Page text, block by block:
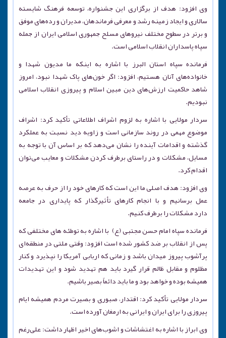
وی افزود: هدف از برگزاری این جشنواره، توسعه فرهنگ شایسته
سالاری و ایجاد زمینه رشد و معرفی فرماندهان، مدیران و رده‌های موفق
و بر‌تر در سطوح مختلف نیروهای مسلح جمهوری اسلامی ایران از جمله
سپاه پاسداران انقلاب اسلامی است.
فرمانده سپاه استان البرز با اشاره به اینکه ما مدیون شهدا و
خانواده‌های آنان هستیم، افزود: اگر خون‌های پاک شهدا نبود، امروز
شاهد حاکمیت ارزش‌های دین مبین اسلام و پیروزی انقلاب اسلامی
نبودیم.
سردار مولایی با اشاره به لزوم اشراف اطلاعاتی تأکید کرد: اشراف
موضوع مهمی در روند سازمانی است و زاویه دید نسبت به عملکرد
گذشته و اقدامات آینده را نشان می‌دهد که بر اساس آن با توجه به
مسایل، مشکلات و در راستای برطرف کردن مشکلات و معایب می‌توان
اقدام کرد.
وی افزود: هدف اصلی ما این است که کارهای خود را از حرف به عرصه
عمل برسانیم و با انجام کارهای تأثیرگذار که پایداری در جامعه
دارد مشکلات را برطرف کنیم.
فرمانده سپاه امام حسن مجتبی (ع) با اشاره به توطئه های مختلفی که
پس از انقلاب بر ضد کشور شده است افزود: وقتی ملتی در منطقه‌ای
پرآشوب پیروز میدان باشد و زمانی که اربابی آمریکا را نپذیرد و کنار
مظلوم و مقابل ظالم قرار گیرد باید هم تهدید شود و این تهدیدات
همیشه بوده و خواهد بود و ما باید دائماً بصیر باشیم.
سردار مولایی تأکید کرد: اقتدار، صبوری و بصیرت مردم همیشه ایام
پیروزی را برای ایران و ایرانی به ارمغان آورده است.
وی ابراز با اشاره به اغتشاشات و اشوب‌های اخیر اظهار داشت: علی‌رغم